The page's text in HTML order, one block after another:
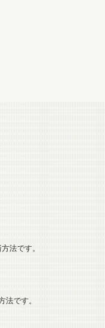
法です。
です。